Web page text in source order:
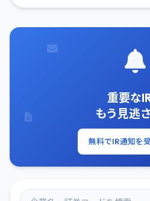
重要なIR
もう見逃
無料でIR通知を